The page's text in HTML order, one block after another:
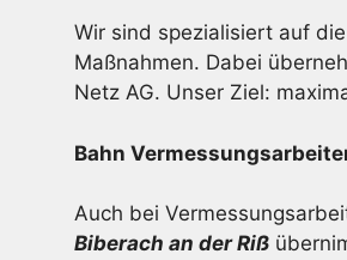
Wir sind spezialisiert auf
Maßnahmen. Dabei
Netz AG. Unser Ziel:
Bahn
Auch bei
Biberach an der Riß